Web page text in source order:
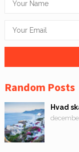
Random Posts
Hvad